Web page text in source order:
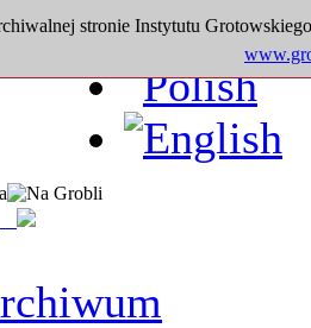
stronie Instytutu